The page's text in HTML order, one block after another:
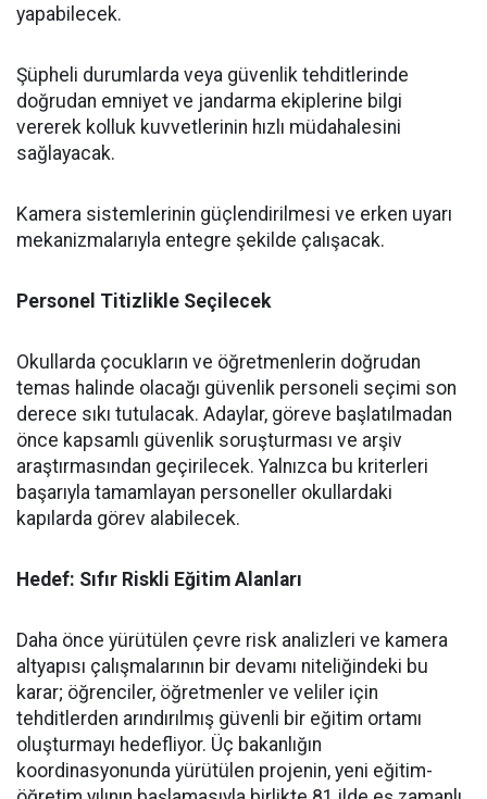
yapabilecek.
​Şüpheli durumlarda veya güvenlik tehditlerinde
doğrudan emniyet ve jandarma ekiplerine bilgi
vererek kolluk kuvvetlerinin hızlı müdahalesini
sağlayacak.
​Kamera sistemlerinin güçlendirilmesi ve erken uyarı
mekanizmalarıyla entegre şekilde çalışacak.
​Personel Titizlikle Seçilecek
​Okullarda çocukların ve öğretmenlerin doğrudan
temas halinde olacağı güvenlik personeli seçimi son
derece sıkı tutulacak. Adaylar, göreve başlatılmadan
önce kapsamlı güvenlik soruşturması ve arşiv
araştırmasından geçirilecek. Yalnızca bu kriterleri
başarıyla tamamlayan personeller okullardaki
kapılarda görev alabilecek.
Hedef: Sıfır Riskli Eğitim Alanları
​Daha önce yürütülen çevre risk analizleri ve kamera
altyapısı çalışmalarının bir devamı niteliğindeki bu
karar; öğrenciler, öğretmenler ve veliler için
tehditlerden arındırılmış güvenli bir eğitim ortamı
oluşturmayı hedefliyor. Üç bakanlığın
koordinasyonunda yürütülen projenin, yeni eğitim-